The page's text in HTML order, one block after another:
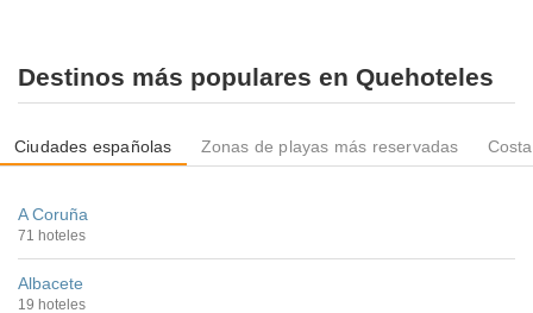
Destinos más populares en Quehoteles
Ciudades españolas Zonas de playas más reservadas
A Coruña
71 hoteles
Albacete
19 hoteles